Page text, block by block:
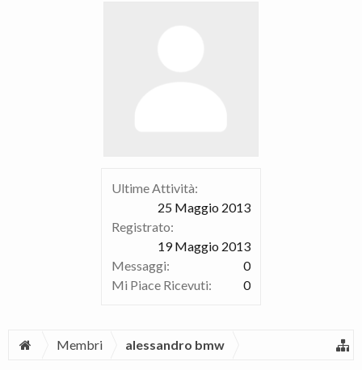
Ultime Attività:
25 Maggio 2013
Registrato:
19 Maggio 2013
Messaggi:
0
Mi Piace Ricevuti:
0
Membri alessandro bmw